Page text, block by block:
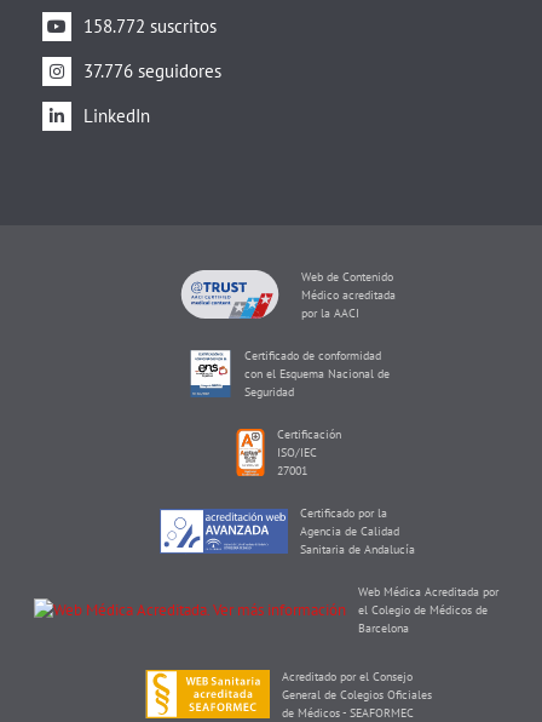
158.772 suscritos
37.776 seguidores
LinkedIn
Web de Contenido
Médico acreditada
por la AACI
Certificado de conformidad
con el Esquema Nacional de
Seguridad
Certificación
ISO/IEC
27001
Certificado por la
Agencia de Calidad
Sanitaria de Andalucía
Web Médica Acreditada por
el Colegio de Médicos de
Barcelona
Acreditado por el Consejo
General de Colegios Oficiales
de Médicos - SEAFORMEC